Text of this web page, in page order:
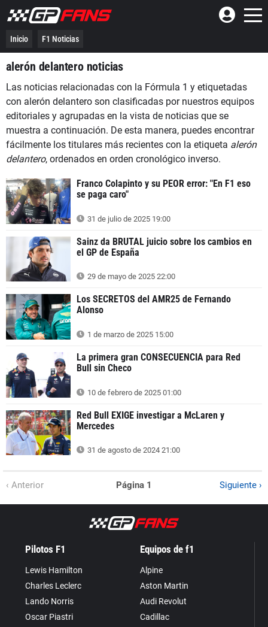
Inicio F1 Noticias
alerón delantero noticias
Las noticias relacionadas con la Fórmula 1 y etiquetadas
con alerón delantero son clasificadas por nuestros equipos
editoriales y agrupadas en la vista de noticias que se
muestra a continuación. De esta manera, puedes encontrar
fácilmente los titulares más recientes con la etiqueta alerón
delantero, ordenados en orden cronológico inverso.
Franco Colapinto y su PEOR error: "En F1 eso
se paga caro"
31 de julio de 2025 19:00
Sainz da BRUTAL juicio sobre los cambios en
el GP de España
29 de mayo de 2025 22:00
Los SECRETOS del AMR25 de Fernando
Alonso
1 de marzo de 2025 15:00
La primera gran CONSECUENCIA para Red
Bull sin Checo
10 de febrero de 2025 01:00
Red Bull EXIGE investigar a McLaren y
Mercedes
31 de agosto de 2024 21:00
‹ Anterior Página 1 Siguiente ›
Pilotos F1
Lewis Hamilton
Charles Leclerc
Lando Norris
Oscar Piastri
Equipos de f1
Alpine
Aston Martin
Audi Revolut
Cadillac